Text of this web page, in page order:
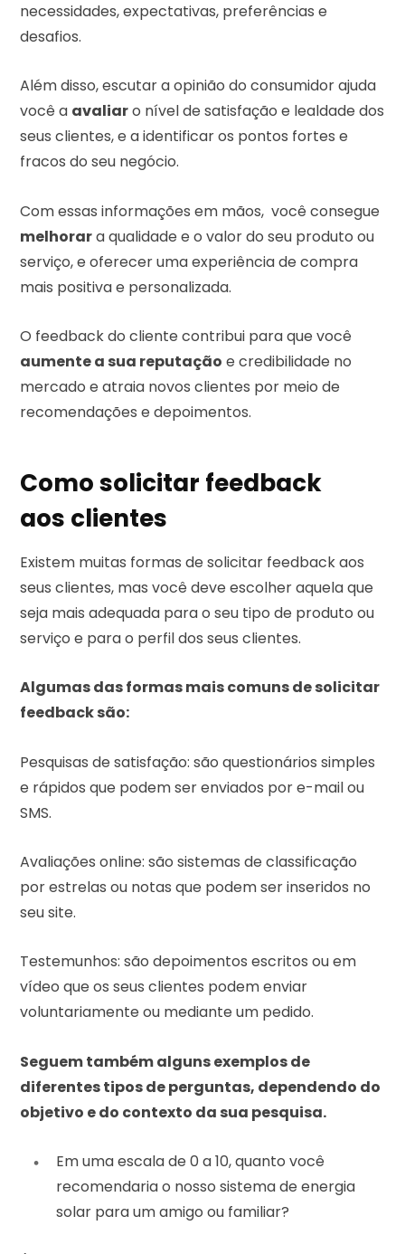
necessidades, expectativas, preferências e
desafios.
Além disso, escutar a opinião do consumidor ajuda
você a avaliaro nível de satisfação e lealdade dos
seus clientes, e a identificar os pontos fortes e
fracos do seu negócio.
Com essas informações em mãos, você consegue
melhorara qualidade e o valor do seu produto ou
serviço, e oferecer uma experiência de compra
mais positiva e personalizada.
O feedback do cliente contribui para que você
aumente a sua reputação e credibilidade no
mercado e atraia novos clientes por meio de
recomendações e depoimentos.
Como solicitar feedback
aos clientes
Existem muitas formas de solicitar feedback aos
seus clientes, mas você deve escolher aquela que
seja mais adequada para o seu tipo de produto ou
serviço e para o perfil dos seus clientes.
Algumas das formas mais comuns de solicitar
feedback são:
Pesquisas de satisfação: são questionários simples
e rápidos que podem ser enviados por e-mail ou
SMS.
Avaliações online: são sistemas de classificação
por estrelas ou notas que podem ser inseridos no
seu site.
Testemunhos: são depoimentos escritos ou em
vídeo que os seus clientes podem enviar
voluntariamente ou mediante um pedido.
Seguem também alguns exemplos de
diferentes tipos de perguntas, dependendo do
objetivo e do contexto da sua pesquisa.
Em uma escala de 0 a 10, quanto você
recomendaria o nosso sistema de energia
solar para um amigo ou familiar?